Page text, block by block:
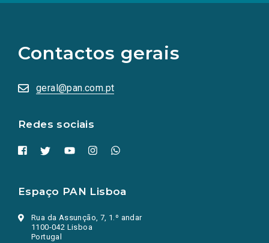
Contactos gerais
geral@pan.com.pt
Redes sociais
redes
sociais
numa
nova
Espaço PAN Lisboa
Rua da Assunção, 7, 1.º andar
1100-042 Lisboa
Portugal